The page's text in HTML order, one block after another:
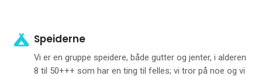
Speiderne
Vi er en gruppe speidere, både gutter og jenter, i alderen
8 til 50+++ som har en ting til felles; vi tror på noe og vi